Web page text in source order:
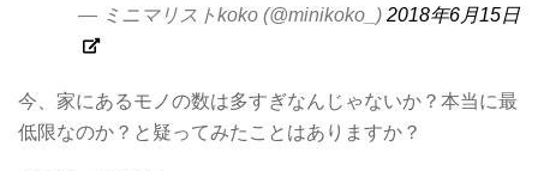
— ミニマリストkoko (@minikoko_) 2018年6月15日
今、家にあるモノの数は多すぎなんじゃないか？本当に最
低限なのか？と疑ってみたことはありますか？